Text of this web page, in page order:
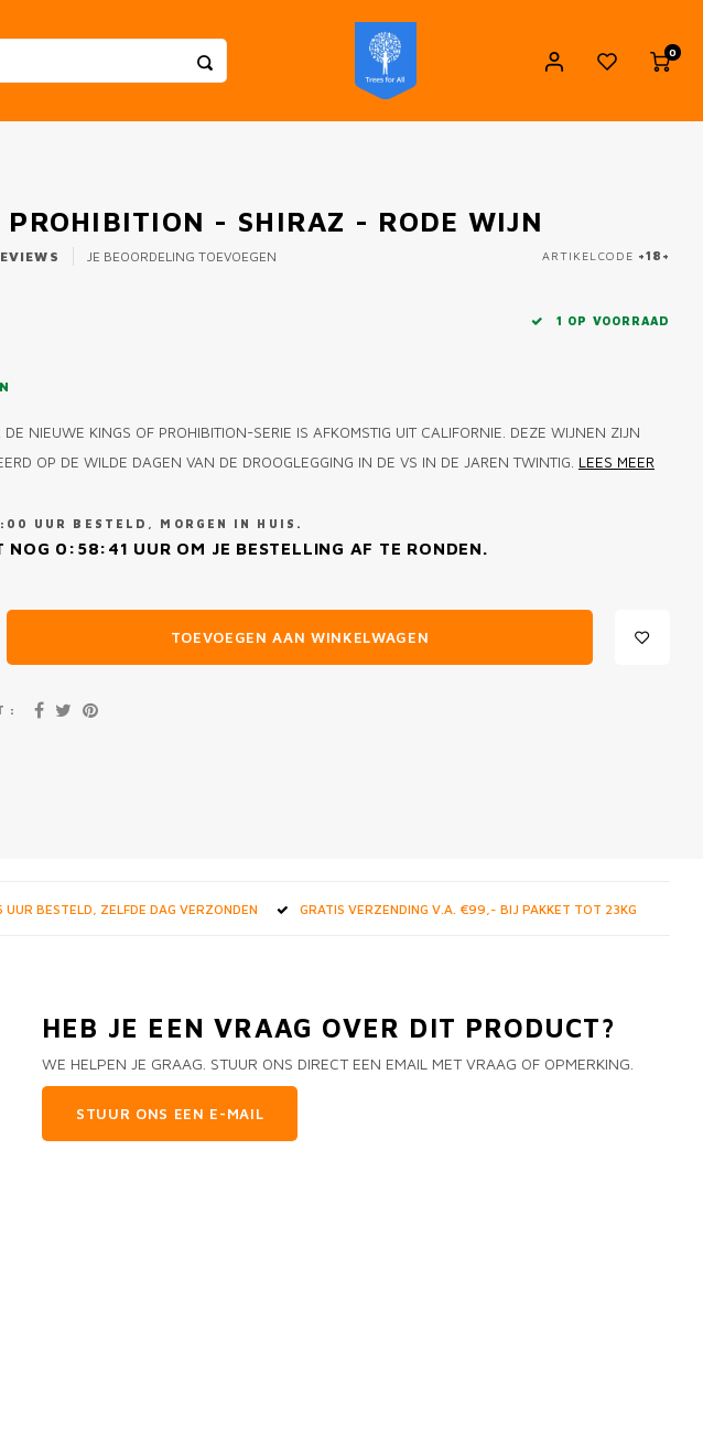
0
PROHIBITION - SHIRAZ - RODE WIJN
JE BEOORDELING TOEVOEGEN ARTIKELCODE +18+
1 OP VOORRAAD
DE NIEUWE KINGS OF PROHIBITION-SERIE IS AFKOMSTIG UIT CALIFORNIE. DEZE WIJNEN ZIJN
OP DE WILDE DAGEN VAN DE DROOGLEGGING IN DE VS IN DE JAREN TWINTIG. LEES MEER
UUR BESTELD, MORGEN IN HUIS.
NOG 0:58:40 UUR OM JE BESTELLING AF TE RONDEN.
TOEVOEGEN AAN WINKELWAGEN
:
BESTELD, ZELFDE DAG VERZONDEN GRATIS VERZENDING V.A. €99,- BIJ PAKKET TOT 23KG
HEB JE EEN VRAAG OVER DIT PRODUCT?
WE HELPEN JE GRAAG. STUUR ONS DIRECT EEN EMAIL MET VRAAG OF OPMERKING.
STUUR ONS EEN E-MAIL